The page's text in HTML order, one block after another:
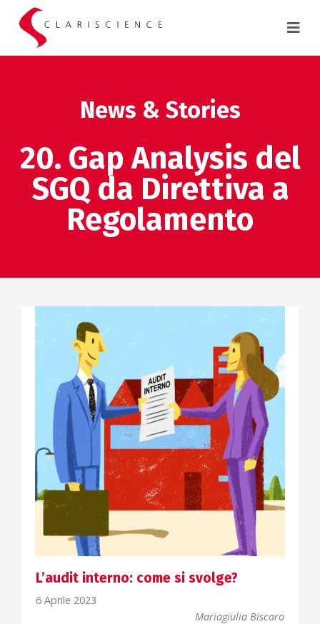
News & Stories
20. Gap Analysis del
SGQ da Direttiva a
Regolamento
L’audit interno: come si svolge?
6 Aprile 2023
Mariagiulia Biscaro